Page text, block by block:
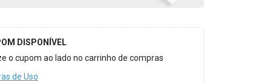
DISPONÍVEL
o cupom ao lado no carrinho de compras
de Uso